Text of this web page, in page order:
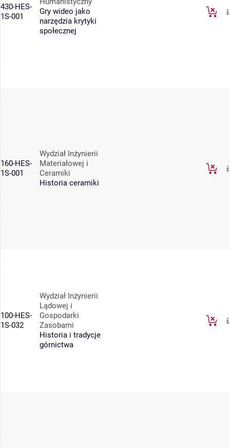
430-HES-
1S-001
Gry wideo jako
narzędzia krytyki
społecznej
160-HES-
1S-001
Wydział Inżynierii
Materiałowej i
Ceramiki
Historia ceramiki
100-HES-
1S-032
Wydział Inżynierii
Lądowej i
Gospodarki
Zasobami
Historia i tradycje
górnictwa